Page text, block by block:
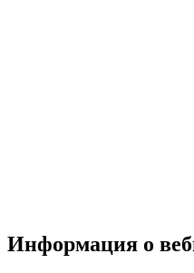
Информация о